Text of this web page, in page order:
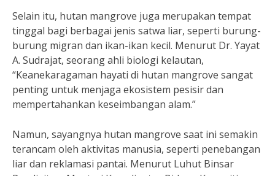
Selain itu, hutan mangrove juga merupakan tempat
tinggal bagi berbagai jenis satwa liar, seperti burung-
burung migran dan ikan-ikan kecil. Menurut Dr. Yayat
A. Sudrajat, seorang ahli biologi kelautan,
“Keanekaragaman hayati di hutan mangrove sangat
penting untuk menjaga ekosistem pesisir dan
mempertahankan keseimbangan alam.”
Namun, sayangnya hutan mangrove saat ini semakin
terancam oleh aktivitas manusia, seperti penebangan
liar dan reklamasi pantai. Menurut Luhut Binsar